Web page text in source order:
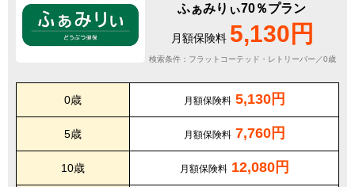
ふぁみりぃ70％プラン
月額保険料 5,130円
検索条件：フラットコーテッド・レトリーバー／0歳
0歳 月額保険料 5,130円
5歳 月額保険料 7,760円
10歳 月額保険料 12,080円